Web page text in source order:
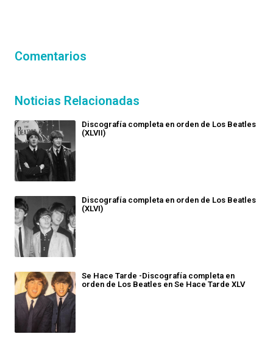
Comentarios
Noticias Relacionadas
Discografía completa en orden de Los Beatles
(XLVII)
Discografía completa en orden de Los Beatles
(XLVI)
Se Hace Tarde -Discografía completa en
orden de Los Beatles en Se Hace Tarde XLV